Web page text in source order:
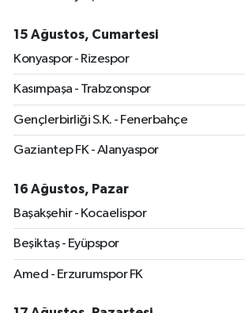
15 Ağustos, Cumartesi
Konyaspor - Rizespor
Kasımpaşa - Trabzonspor
Gençlerbirliği S.K. - Fenerbahçe
Gaziantep FK - Alanyaspor
16 Ağustos, Pazar
Başakşehir - Kocaelispor
Beşiktaş - Eyüpspor
Amed - Erzurumspor FK